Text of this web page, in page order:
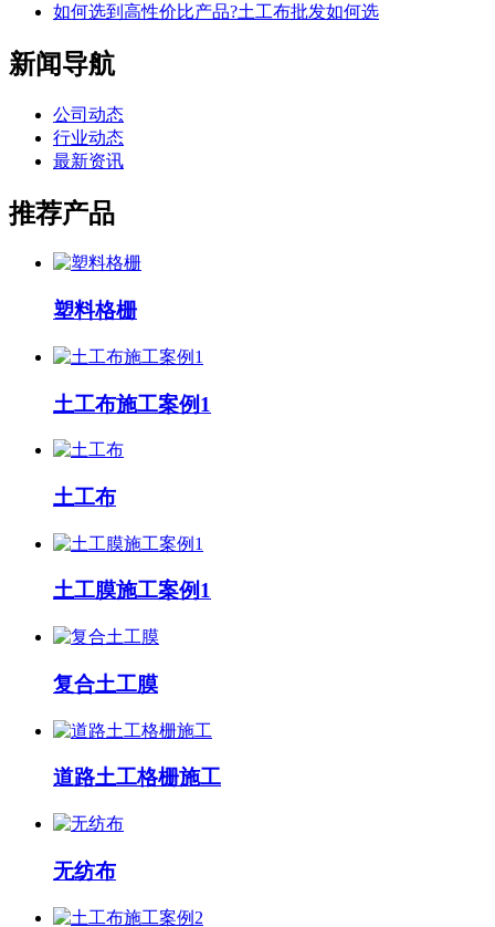
如何选到高性价比产品?土工布批发如何选
新闻导航
公司动态
行业动态
最新资讯
推荐产品
塑料格栅
土工布施工案例1
土工布
土工膜施工案例1
复合土工膜
道路土工格栅施工
无纺布